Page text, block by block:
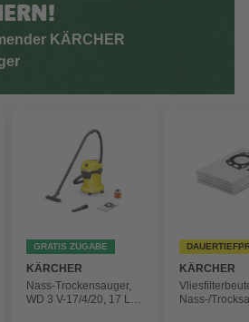
KÄRCHER
GRATIS ZUGABE
KÄRCHER
Nass-Trockensauger,
WD 3 V-17/4/20, 17 L,
KÄRCHER
Nass-/